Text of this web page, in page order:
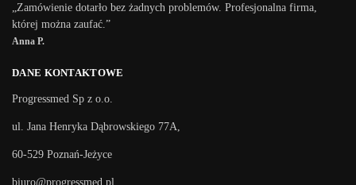
„Zamówienie dotarło bez żadnych problemów. Profesjonalna firma,
której można zaufać.”
Anna P.
DANE KONTAKTOWE
Progressmed Sp z o.o.
ul. Jana Henryka Dąbrowskiego 77A,
60-529 Poznań-Jeżyce
biuro@progressmed.pl